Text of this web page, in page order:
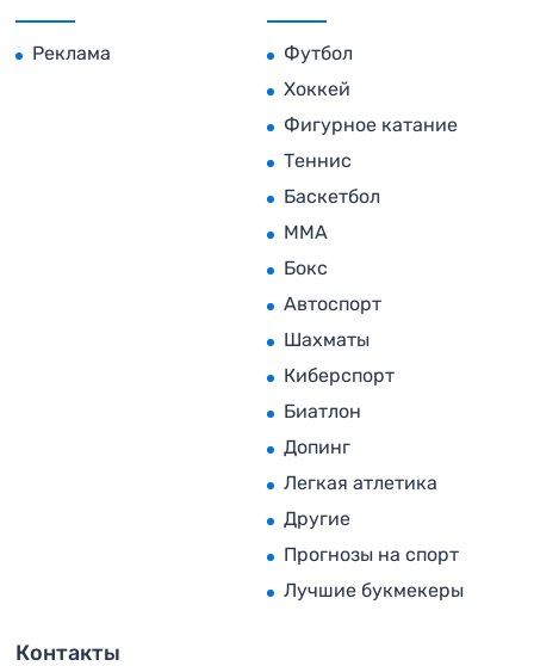
Реклама
Футбол
Хоккей
Фигурное катание
Теннис
Баскетбол
MMA
Бокс
Автоспорт
Шахматы
Киберспорт
Биатлон
Допинг
Легкая атлетика
Другие
Прогнозы на спорт
Лучшие букмекеры
Контакты